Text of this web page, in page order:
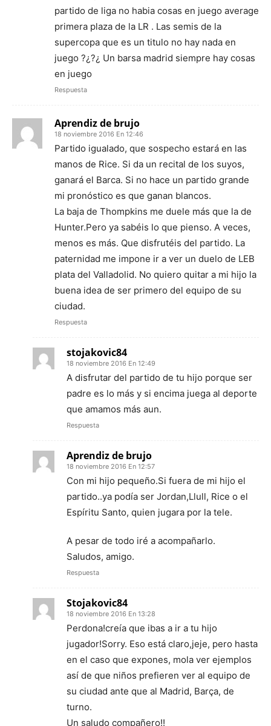
partido de liga no habia cosas en juego average
primera plaza de la LR . Las semis de la
supercopa que es un titulo no hay nada en
juego ?¿?¿ Un barsa madrid siempre hay cosas
en juego
Respuesta
Aprendiz de brujo
18 noviembre 2016 En 12:46
Partido igualado, que sospecho estará en las
manos de Rice. Si da un recital de los suyos,
ganará el Barca. Si no hace un partido grande
mi pronóstico es que ganan blancos.
La baja de Thompkins me duele más que la de
Hunter.Pero ya sabéis lo que pienso. A veces,
menos es más. Que disfrutéis del partido. La
paternidad me impone ir a ver un duelo de LEB
plata del Valladolid. No quiero quitar a mi hijo la
buena idea de ser primero del equipo de su
ciudad.
Respuesta
stojakovic84
18 noviembre 2016 En 12:49
A disfrutar del partido de tu hijo porque ser
padre es lo más y si encima juega al deporte
que amamos más aun.
Respuesta
Aprendiz de brujo
18 noviembre 2016 En 12:57
Con mi hijo pequeño.Si fuera de mi hijo el
partido..ya podía ser Jordan,Llull, Rice o el
Espíritu Santo, quien jugara por la tele.
A pesar de todo iré a acompañarlo.
Saludos, amigo.
Respuesta
Stojakovic84
18 noviembre 2016 En 13:28
Perdona!creía que ibas a ir a tu hijo
jugador!Sorry. Eso está claro,jeje, pero hasta
en el caso que expones, mola ver ejemplos
así de que niños prefieren ver al equipo de
su ciudad ante que al Madrid, Barça, de
turno.
Un saludo compañero!!